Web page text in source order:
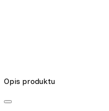
Opis produktu